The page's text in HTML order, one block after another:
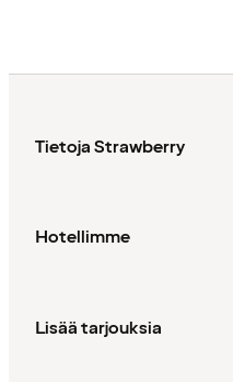
Tietoja Strawberry
Hotellimme
Lisää tarjouksia